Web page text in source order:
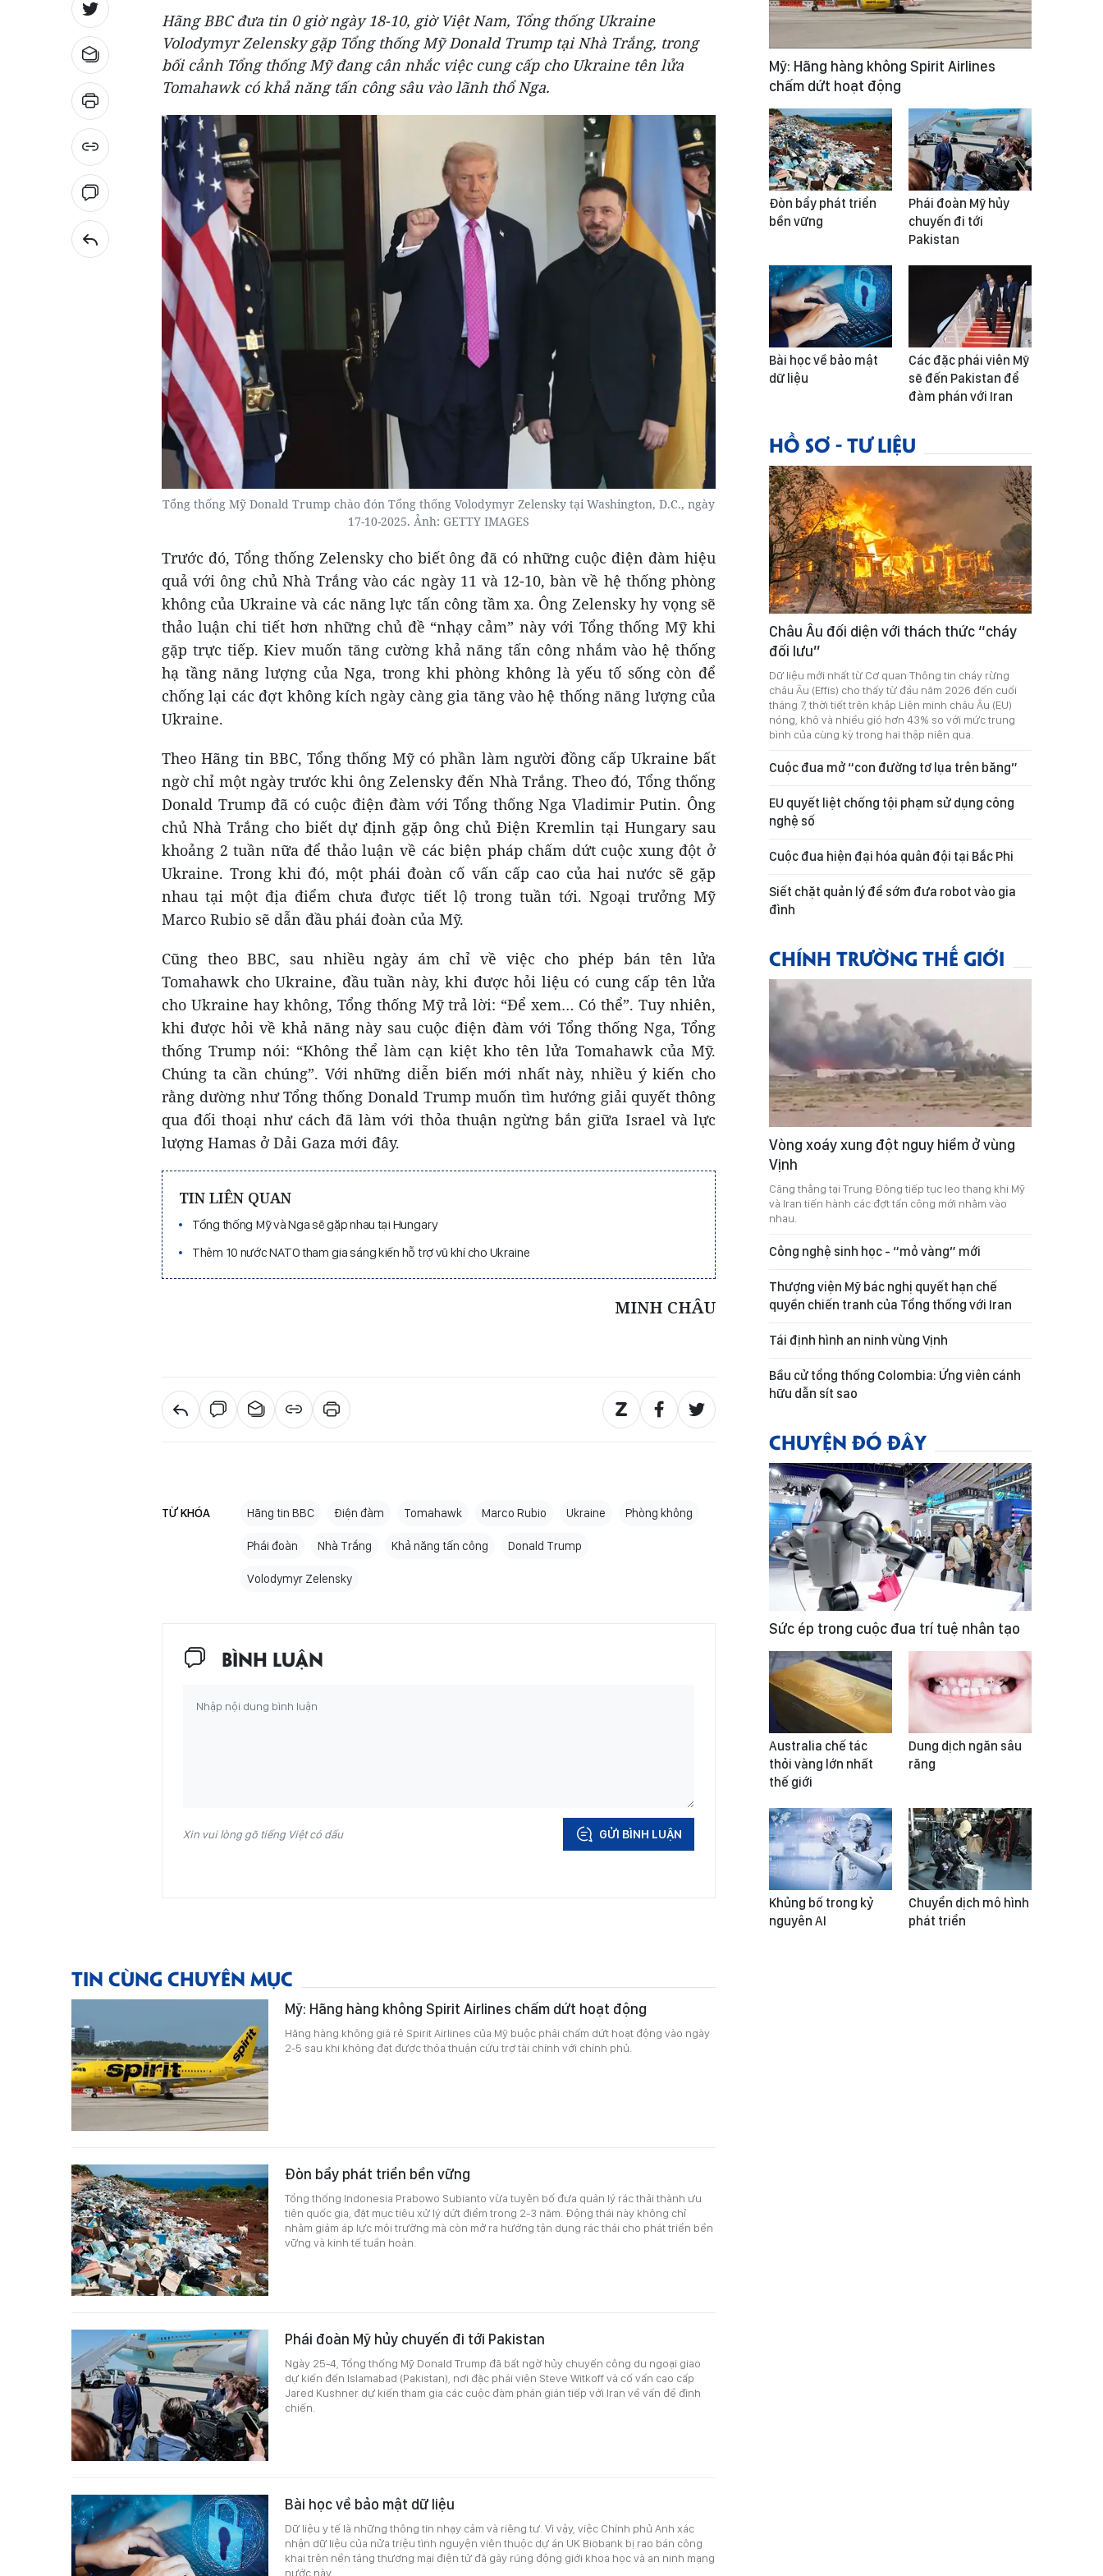
Hãng BBC đưa tin 0 giờ ngày 18-10, giờ Việt Nam, Tổng thống Ukraine
Volodymyr Zelensky gặp Tổng thống Mỹ Donald Trump tại Nhà Trắng, trong
bối cảnh Tổng thống Mỹ đang cân nhắc việc cung cấp cho Ukraine tên lửa
Tomahawk có khả năng tấn công sâu vào lãnh thổ Nga.
Tổng thống Mỹ Donald Trump chào đón Tổng thống Volodymyr Zelensky tại Washington, D.C., ngày
17-10-2025. Ảnh: GETTY IMAGES
Trước đó, Tổng thống Zelensky cho biết ông đã có những cuộc điện đàm hiệu
quả với ông chủ Nhà Trắng vào các ngày 11 và 12-10, bàn về hệ thống phòng
không của Ukraine và các năng lực tấn công tầm xa. Ông Zelensky hy vọng sẽ
thảo luận chi tiết hơn những chủ đề “nhạy cảm” này với Tổng thống Mỹ khi
gặp trực tiếp. Kiev muốn tăng cường khả năng tấn công nhắm vào hệ thống
hạ tầng năng lượng của Nga, trong khi phòng không là yếu tố sống còn để
chống lại các đợt không kích ngày càng gia tăng vào hệ thống năng lượng của
Ukraine.
Theo Hãng tin BBC, Tổng thống Mỹ có phần làm người đồng cấp Ukraine bất
ngờ chỉ một ngày trước khi ông Zelensky đến Nhà Trắng. Theo đó, Tổng thống
Donald Trump đã có cuộc điện đàm với Tổng thống Nga Vladimir Putin. Ông
chủ Nhà Trắng cho biết dự định gặp ông chủ Điện Kremlin tại Hungary sau
khoảng 2 tuần nữa để thảo luận về các biện pháp chấm dứt cuộc xung đột ở
Ukraine. Trong khi đó, một phái đoàn cố vấn cấp cao của hai nước sẽ gặp
nhau tại một địa điểm chưa được tiết lộ trong tuần tới. Ngoại trưởng Mỹ
Marco Rubio sẽ dẫn đầu phái đoàn của Mỹ.
Cũng theo BBC, sau nhiều ngày ám chỉ về việc cho phép bán tên lửa
Tomahawk cho Ukraine, đầu tuần này, khi được hỏi liệu có cung cấp tên lửa
cho Ukraine hay không, Tổng thống Mỹ trả lời: “Để xem… Có thể”. Tuy nhiên,
khi được hỏi về khả năng này sau cuộc điện đàm với Tổng thống Nga, Tổng
thống Trump nói: “Không thể làm cạn kiệt kho tên lửa Tomahawk của Mỹ.
Chúng ta cần chúng”. Với những diễn biến mới nhất này, nhiều ý kiến cho
rằng dường như Tổng thống Donald Trump muốn tìm hướng giải quyết thông
qua đối thoại như cách đã làm với thỏa thuận ngừng bắn giữa Israel và lực
lượng Hamas ở Dải Gaza mới đây.
TIN LIÊN QUAN
Tổng thống Mỹ và Nga sẽ gặp nhau tại Hungary
Thêm 10 nước NATO tham gia sáng kiến hỗ trợ vũ khí cho Ukraine
MINH CHÂU
TỪ KHÓA Hãng tin BBC Điện đàm Tomahawk Marco Rubio Ukraine Phòng không
Phái đoàn Nhà Trắng Khả năng tấn công Donald Trump
Volodymyr Zelensky
BÌNH LUẬN
Xin vui lòng gõ tiếng Việt có dấu GỬI BÌNH LUẬN
TIN CÙNG CHUYÊN MỤC
Mỹ: Hãng hàng không Spirit Airlines chấm dứt hoạt động
Hãng hàng không giá rẻ Spirit Airlines của Mỹ buộc phải chấm dứt hoạt động vào ngày
2-5 sau khi không đạt được thỏa thuận cứu trợ tài chính với chính phủ.
Đòn bẩy phát triển bền vững
Tổng thống Indonesia Prabowo Subianto vừa tuyên bố đưa quản lý rác thải thành ưu
tiên quốc gia, đặt mục tiêu xử lý dứt điểm trong 2-3 năm. Động thái này không chỉ
nhằm giảm áp lực môi trường mà còn mở ra hướng tận dụng rác thải cho phát triển bền
vững và kinh tế tuần hoàn.
Phái đoàn Mỹ hủy chuyến đi tới Pakistan
Ngày 25-4, Tổng thống Mỹ Donald Trump đã bất ngờ hủy chuyến công du ngoại giao
dự kiến đến Islamabad (Pakistan), nơi đặc phái viên Steve Witkoff và cố vấn cao cấp
Jared Kushner dự kiến tham gia các cuộc đàm phán gián tiếp với Iran về vấn đề đình
chiến.
Bài học về bảo mật dữ liệu
Dữ liệu y tế là những thông tin nhạy cảm và riêng tư. Vì vậy, việc Chính phủ Anh xác
nhận dữ liệu của nửa triệu tình nguyện viên thuộc dự án UK Biobank bị rao bán công
khai trên nền tảng thương mại điện tử đã gây rúng động giới khoa học và an ninh mạng
nước này.
Mỹ: Hãng hàng không Spirit Airlines
chấm dứt hoạt động
Đòn bẩy phát triển
bền vững
Phái đoàn Mỹ hủy
chuyến đi tới
Pakistan
Bài học về bảo mật
dữ liệu
Các đặc phái viên Mỹ
sẽ đến Pakistan để
đàm phán với Iran
HỒ SƠ - TƯ LIỆU
Châu Âu đối diện với thách thức “cháy
đối lưu”
Dữ liệu mới nhất từ Cơ quan Thông tin cháy rừng
châu Âu (Effis) cho thấy từ đầu năm 2026 đến cuối
tháng 7, thời tiết trên khắp Liên minh châu Âu (EU)
nóng, khô và nhiều gió hơn 43% so với mức trung
bình của cùng kỳ trong hai thập niên qua.
Cuộc đua mở “con đường tơ lụa trên băng”
EU quyết liệt chống tội phạm sử dụng công
nghệ số
Cuộc đua hiện đại hóa quân đội tại Bắc Phi
Siết chặt quản lý để sớm đưa robot vào gia
đình
CHÍNH TRƯỜNG THẾ GIỚI
Vòng xoáy xung đột nguy hiểm ở vùng
Vịnh
Căng thẳng tại Trung Đông tiếp tục leo thang khi Mỹ
và Iran tiến hành các đợt tấn công mới nhằm vào
nhau.
Công nghệ sinh học - “mỏ vàng” mới
Thượng viện Mỹ bác nghị quyết hạn chế
quyền chiến tranh của Tổng thống với Iran
Tái định hình an ninh vùng Vịnh
Bầu cử tổng thống Colombia: Ứng viên cánh
hữu dẫn sít sao
CHUYỆN ĐÓ ĐÂY
Sức ép trong cuộc đua trí tuệ nhân tạo
Australia chế tác
thỏi vàng lớn nhất
thế giới
Dung dịch ngăn sâu
răng
Khủng bố trong kỷ
nguyên AI
Chuyển dịch mô hình
phát triển